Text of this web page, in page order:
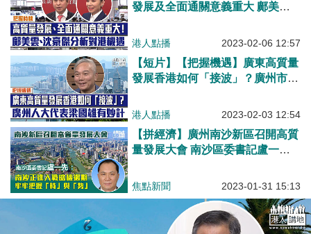
發展及全面通關意義重大 鄺美
聯繫！沈豪傑：香港發揮金融、科
港人點播 2023-02-06 12:57
【短片】【把握機遇】廣東高質量
發展香港如何「接波」？廣州市人
大能量、南沙蓄勢待發、香港發揮
港人點播 2023-02-03 12:54
【拼經濟】廣州南沙新區召開高質
量發展大會 南沙區委書記盧一
把握「時」與「勢」
焦點新聞 2023-01-31 15:13